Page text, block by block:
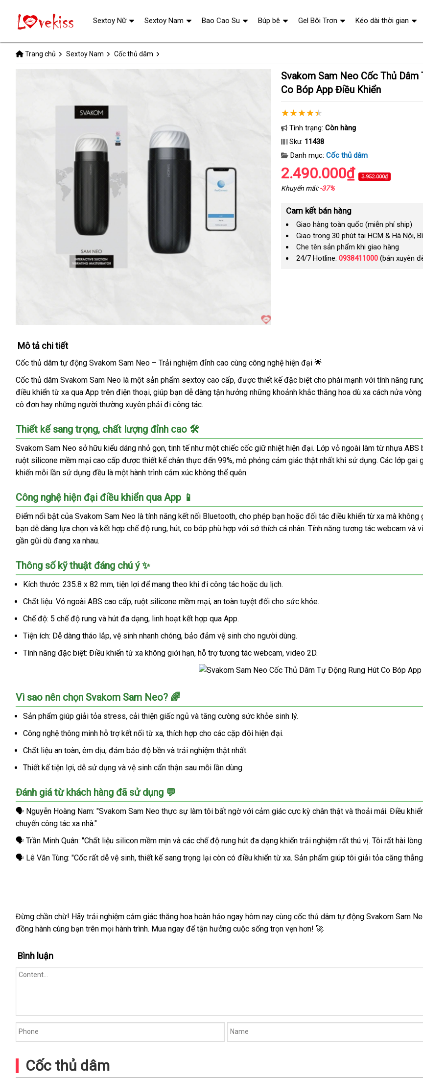
Trang chủ Sextoy Nam Cốc thủ dâm
Svakom Sam Neo Cốc Thủ Dâm Tự Động Rung Hút
Co Bóp App Điều Khiển
Tình trạng: Còn hàng
Sku: 11438
Danh mục: Cốc thủ dâm
2.490.000₫ 3.952.000₫
Khuyến mãi:-37%
Cam kết bán hàng
Giao hàng toàn quốc (miễn phí ship)
Giao trong 30 phút tại HCM & Hà Nội,
Che tên sản phẩm khi giao hàng
24/7 Hotline: 0938411000(bán xuyên
Mô tả chi tiết
Cốc thủ dâm tự động Svakom Sam Neo – Trải nghiệm đỉnh cao cùng công nghệ hiện đại 🌟
Cốc thủ dâm Svakom Sam Neo là một sản phẩm sextoy cao cấp, được thiết kế đặc biệt cho phái mạnh với tính năng
điều khiển từ xa qua App trên điện thoại, giúp bạn dễ dàng tận hưởng những khoảnh khắc thăng hoa dù xa cách nửa
cô đơn hay những người thường xuyên phải đi công tác.
Thiết kế sang trọng, chất lượng đỉnh cao 🛠️
Svakom Sam Neo sở hữu kiểu dáng nhỏ gọn, tinh tế như một chiếc cốc giữ nhiệt hiện đại. Lớp vỏ ngoài làm từ nhựa
ruột silicone mềm mại cao cấp được thiết kế chân thực đến 99%, mô phỏng cảm giác thật nhất khi sử dụng. Các lớp
khiến mỗi lần sử dụng đều là một hành trình cảm xúc không thể quên.
Công nghệ hiện đại điều khiển qua App 📱
Điểm nổi bật của Svakom Sam Neo là tính năng kết nối Bluetooth, cho phép bạn hoặc đối tác điều khiển từ xa mà
bạn dễ dàng lựa chọn và kết hợp chế độ rung, hút, co bóp phù hợp với sở thích cá nhân. Tính năng tương tác webcam
gần gũi dù đang xa nhau.
Thông số kỹ thuật đáng chú ý ✨
Kích thước: 235.8 x 82 mm, tiện lợi để mang theo khi đi công tác hoặc du lịch.
Chất liệu: Vỏ ngoài ABS cao cấp, ruột silicone mềm mại, an toàn tuyệt đối cho sức khỏe.
Chế độ: 5 chế độ rung và hút đa dạng, linh hoạt kết hợp qua App.
Tiện ích: Dễ dàng tháo lắp, vệ sinh nhanh chóng, bảo đảm vệ sinh cho người dùng.
Tính năng đặc biệt: Điều khiển từ xa không giới hạn, hỗ trợ tương tác webcam, video 2D.
Svakom
Sam
Neo
Thủ
Dâm
Tự
Động
Hút
Co
Bóp
App
Khiển
Vì sao nên chọn Svakom Sam Neo? 🌈
Sản phẩm giúp giải tỏa stress, cải thiện giấc ngủ và tăng cường sức khỏe sinh lý.
Công nghệ thông minh hỗ trợ kết nối từ xa, thích hợp cho các cặp đôi hiện đại.
Chất liệu an toàn, êm dịu, đảm bảo độ bền và trải nghiệm thật nhất.
Thiết kế tiện lợi, dễ sử dụng và vệ sinh cẩn thận sau mỗi lần dùng.
Đánh giá từ khách hàng đã sử dụng 💬
🗣️ Nguyễn Hoàng Nam: "Svakom Sam Neo thực sự làm tôi bất ngờ với cảm giác cực kỳ chân thật và thoải mái. Điều
chuyến công tác xa nhà."
🗣️ Trần Minh Quân: "Chất liệu silicon mềm mịn và các chế độ rung hút đa dạng khiến trải nghiệm rất thú vị. Tôi rất hài
🗣️ Lê Văn Tùng: "Cốc rất dễ vệ sinh, thiết kế sang trọng lại còn có điều khiển từ xa. Sản phẩm giúp tôi giải tỏa căng
Đừng chần chừ! Hãy trải nghiệm cảm giác thăng hoa hoàn hảo ngay hôm nay cùng cốc thủ dâm tự động Svakom Sam
đồng hành cùng bạn trên mọi hành trình. Mua ngay để tận hưởng cuộc sống trọn vẹn hơn! 🚀
Bình luận
Cốc thủ dâm
Sextoy Nữ Sextoy Nam Bao Cao Su Búp bê Gel Bôi Trơn Kéo dài thời gian